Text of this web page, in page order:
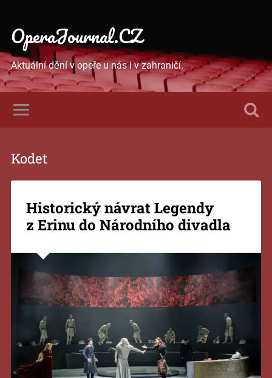
OperaJournal.CZ
Aktuální dění v opeře u nás i v zahraničí.
Kodet
Historický návrat Legendy
z Erinu do Národního divadla